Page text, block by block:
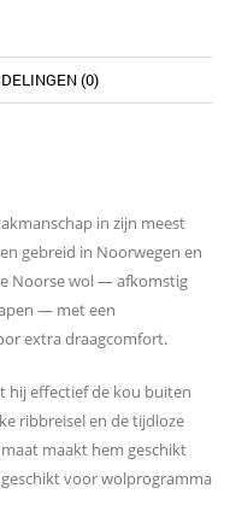
(0)
in zijn meest
gebreid in Noorwegen en
Noorse wol — afkomstig
— met een
extra draagcomfort.
hij effectief de kou buiten
ribbreisel en de tijdloze
maakt hem geschikt
voor wolprogramma